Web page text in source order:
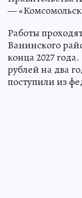
сообщает пресс
Правительства
—
Работы
Ванинского
конца 2027
рублей на два